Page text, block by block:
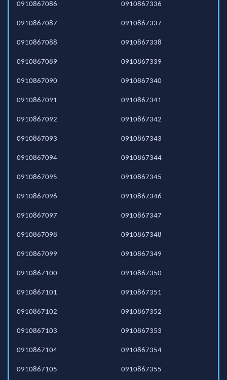
0910867086
0910867087
0910867088
0910867089
0910867090
0910867091
0910867092
0910867093
0910867094
0910867095
0910867096
0910867097
0910867098
0910867099
0910867100
0910867101
0910867102
0910867103
0910867104
0910867105
0910867336
0910867337
0910867338
0910867339
0910867340
0910867341
0910867342
0910867343
0910867344
0910867345
0910867346
0910867347
0910867348
0910867349
0910867350
0910867351
0910867352
0910867353
0910867354
0910867355